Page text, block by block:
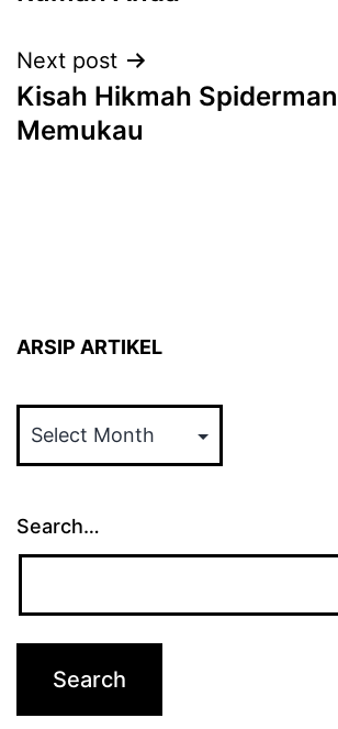
Next post
Kisah Hikmah
Memukau
ARSIP ARTIKEL
ARTIKEL
Search…